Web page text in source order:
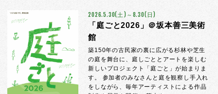
2026.5.30(土)～8.30(日)
「庭ごと2026」＠坂本善三美術
館
築150年の古民家の裏に広がる杉林や芝生
の庭を舞台に、庭しごととアートを楽しむ
新しいプロジェクト「庭ごと」が始まりま
す。 参加者のみなさんと庭を観察し手入れ
をしながら、毎年アーティストによる作品